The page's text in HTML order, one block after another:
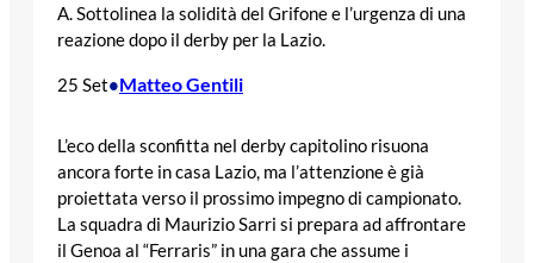
A. Sottolinea la solidità del Grifone e l’urgenza di una
reazione dopo il derby per la Lazio.
25 Set•Matteo Gentili
L’eco della sconfitta nel derby capitolino risuona
ancora forte in casa Lazio, ma l’attenzione è già
proiettata verso il prossimo impegno di campionato.
La squadra di Maurizio Sarri si prepara ad affrontare
il Genoa al “Ferraris” in una gara che assume i